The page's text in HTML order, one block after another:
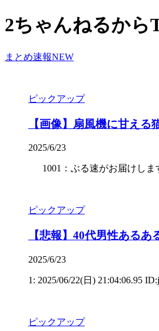
2ちゃんねるから
まとめ速報NEW
ピックアップ
【画像】扇風機に甘え
2025/6/23
1001：ぶる速がお届けしま
ピックアップ
【悲報】40代男性ある
2025/6/23
1: 2025/06/22(日) 21:04:06.95
ピックアップ